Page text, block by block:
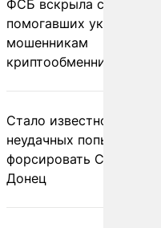
ФСБ вскрыла сеть
помогавших
мошенникам
криптообменников
Стало известно о
неудачных попытках
форсировать
Донец